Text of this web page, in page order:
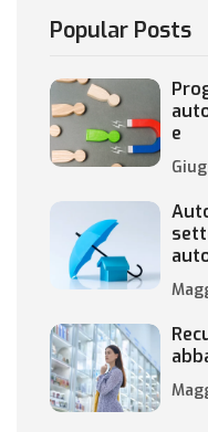
Popular Posts
e